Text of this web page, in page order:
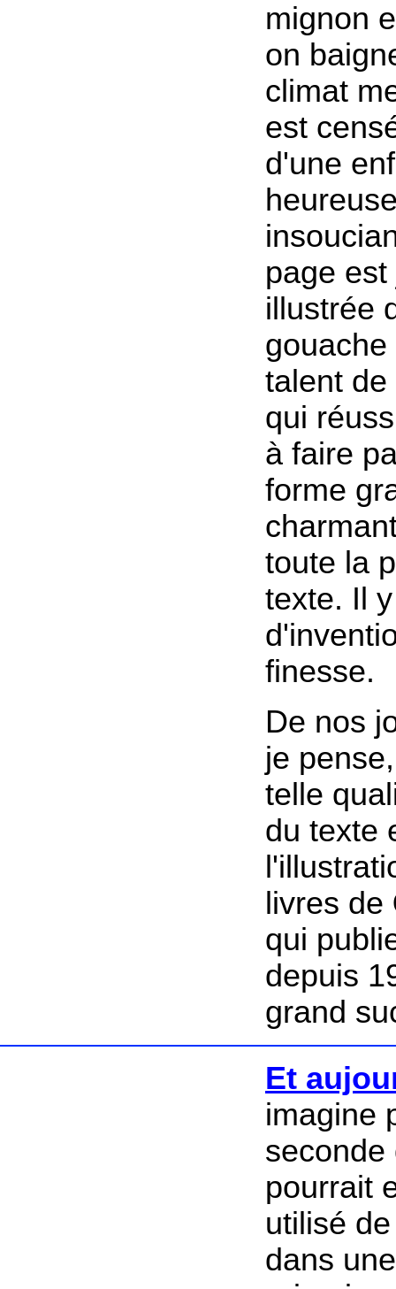
mignon
on
climat
est
d'une
page
illustrée
talent de
qui
à faire
forme
toute la
texte. Il
finesse.
De nos
je
telle
du texte
livres de
qui
depuis
grand
Et
imagine
seconde
pourrait
utilisé
dans